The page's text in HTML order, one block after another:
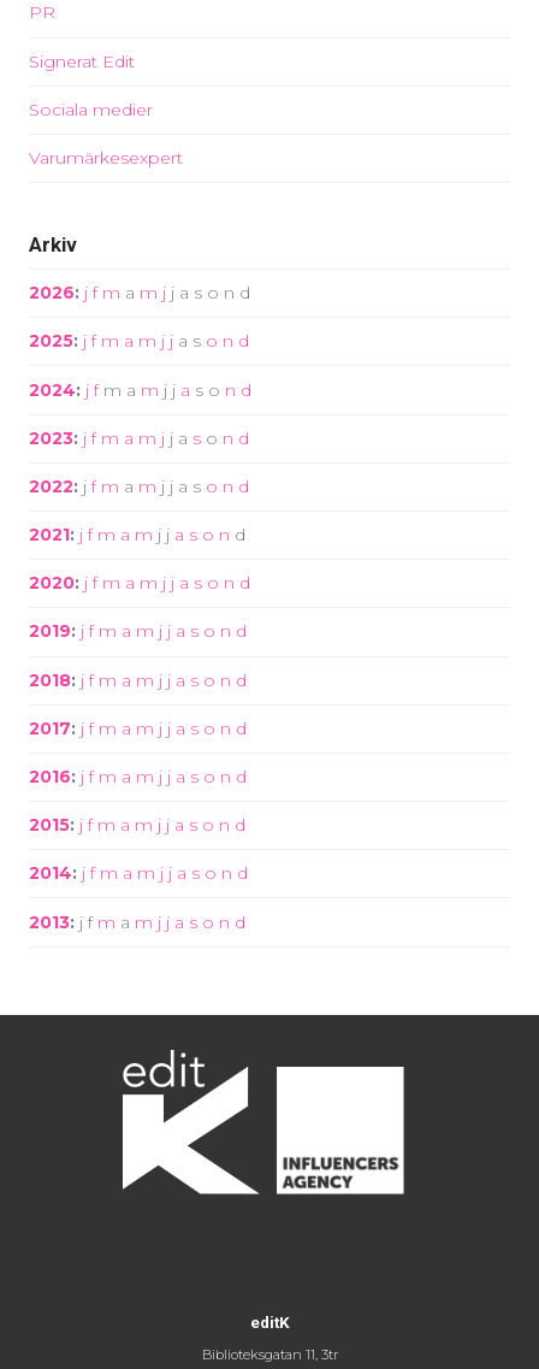
PR
Signerat Edit
Sociala medier
Varumärkesexpert
Arkiv
2026: j f m a m j j a s o n d
2025: j f m a m j j a s o n d
2024: j f m a m j j a s o n d
2023: j f m a m j j a s o n d
2022: j f m a m j j a s o n d
2021: j f m a m j j a s o n d
2020: j f m a m j j a s o n d
2019: j f m a m j j a s o n d
2018: j f m a m j j a s o n d
2017: j f m a m j j a s o n d
2016: j f m a m j j a s o n d
2015: j f m a m j j a s o n d
2014: j f m a m j j a s o n d
2013: j f m a m j j a s o n d
editK
Biblioteksgatan 11, 3tr